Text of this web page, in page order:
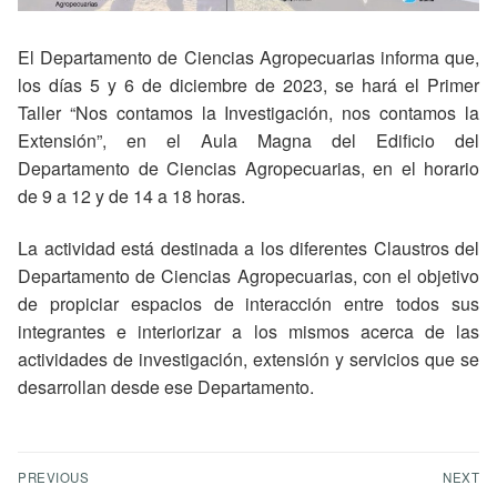
El Departamento de Ciencias Agropecuarias informa que,
los días 5 y 6 de diciembre de 2023, se hará el Primer
Taller “Nos contamos la Investigación, nos contamos la
Extensión”, en el Aula Magna del Edificio del
Departamento de Ciencias Agropecuarias, en el horario
de 9 a 12 y de 14 a 18 horas.
La actividad está destinada a los diferentes Claustros del
Departamento de Ciencias Agropecuarias, con el objetivo
de propiciar espacios de interacción entre todos sus
integrantes e interiorizar a los mismos acerca de las
actividades de investigación, extensión y servicios que se
desarrollan desde ese Departamento.
PREVIOUS NEXT